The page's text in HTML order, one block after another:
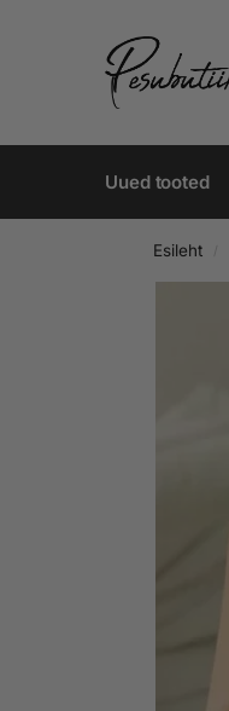
Uued tooted
Esileht